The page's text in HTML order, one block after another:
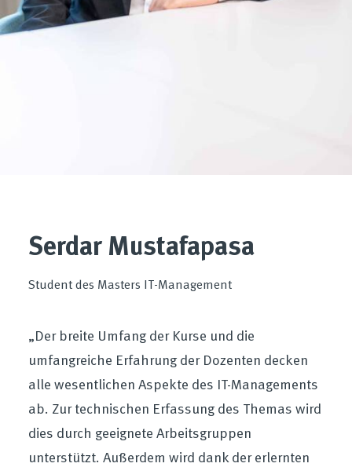
Serdar Mustafapasa
Student des Masters IT-Management
„Der breite Umfang der Kurse und die
umfangreiche Erfahrung der Dozenten decken
alle wesentlichen Aspekte des IT-Managements
ab. Zur technischen Erfassung des Themas wird
dies durch geeignete Arbeitsgruppen
unterstützt. Außerdem wird dank der erlernten